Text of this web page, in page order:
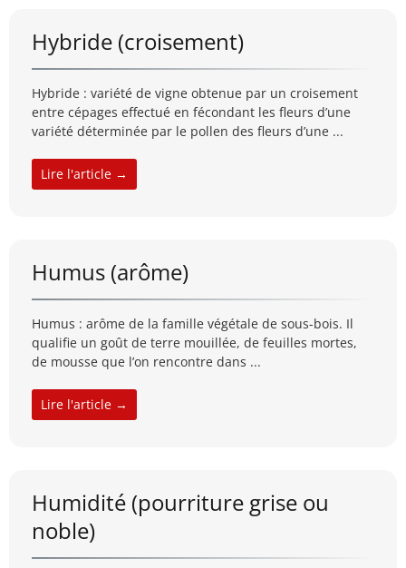
Hybride (croisement)
Hybride : variété de vigne obtenue par un croisement
entre cépages effectué en fécondant les fleurs d’une
variété déterminée par le pollen des fleurs d’une ...
Lire l'article →
Humus (arôme)
Humus : arôme de la famille végétale de sous-bois. Il
qualifie un goût de terre mouillée, de feuilles mortes,
de mousse que l’on rencontre dans ...
Lire l'article →
Humidité (pourriture grise ou
noble)